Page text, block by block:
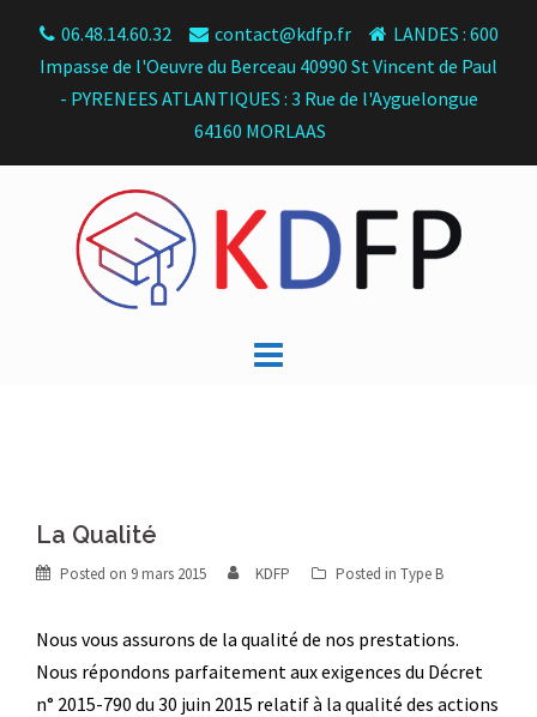
content
06.48.14.60.32 contact@kdfp.fr
LANDES : 600
Impasse de l'Oeuvre du Berceau 40990 St Vincent de Paul
- PYRENEES ATLANTIQUES : 3 Rue de l'Ayguelongue
64160 MORLAAS
La Qualité
Posted on 9 mars 2015 KDFP Posted in Type B
Nous vous assurons de la qualité de nos prestations.
Nous répondons parfaitement aux exigences du Décret
n° 2015-790 du 30 juin 2015 relatif à la qualité des actions